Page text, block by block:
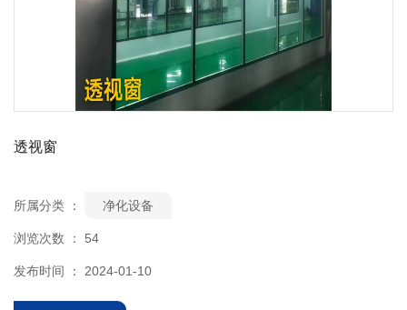
透视窗
所属分类 ： 净化设备
浏览次数 ： 54
发布时间 ： 2024-01-10